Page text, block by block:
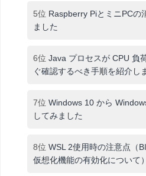
5位 Raspberry PiとミニPCの
ました
6位 Java プロセスが CPU 負
ぐ確認するべき手順を紹介し
7位 Windows 10 から
してみました
8位 WSL 2使用時の注意点（
仮想化機能の有効化について）